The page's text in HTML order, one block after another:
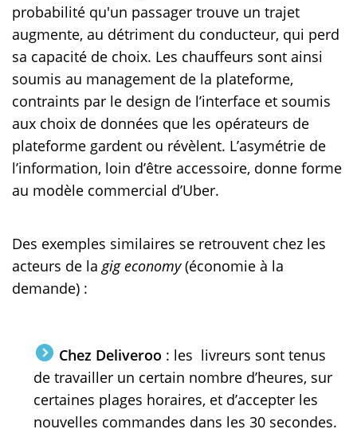
probabilité qu'un passager trouve un trajet
augmente, au détriment du conducteur, qui perd
sa capacité de choix. Les chauffeurs sont ainsi
soumis au management de la plateforme,
contraints par le design de l’interface et soumis
aux choix de données que les opérateurs de
plateforme gardent ou révèlent. L’asymétrie de
l’information, loin d’être accessoire, donne forme
au modèle commercial d’Uber.
Des exemples similaires se retrouvent chez les
acteurs de la gig economy(économie à la
demande) :
Chez Deliveroo : les livreurs sont tenus
de travailler un certain nombre d’heures, sur
certaines plages horaires, et d’accepter les
nouvelles commandes dans les 30 secondes.